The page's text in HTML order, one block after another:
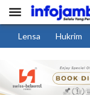

Lensa Hukrim